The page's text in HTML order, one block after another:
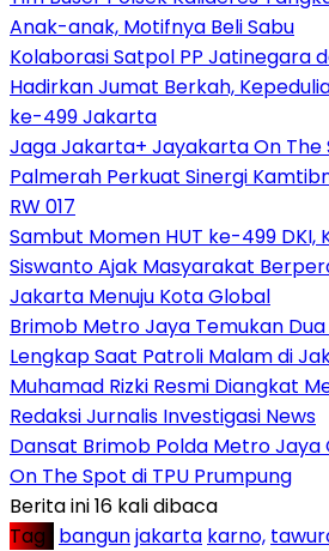
Anak-anak, Motifnya Beli Sabu
Kolaborasi Satpol PP Jatinegara
Hadirkan Jumat Berkah,
ke-499 Jakarta
Jaga Jakarta+ Jayakarta On The
Palmerah Perkuat Sinergi
RW 017
Sambut Momen HUT ke-499 DKI,
Siswanto Ajak Masyarakat
Jakarta Menuju Kota Global
Brimob Metro Jaya Temukan
Lengkap Saat Patroli Malam di
Muhamad Rizki Resmi Diangkat
Redaksi Jurnalis Investigasi News
Dansat Brimob Polda Metro
On The Spot di TPU Prumpung
Berita ini 16 kali dibaca
Tag : bangunjakarta karno,